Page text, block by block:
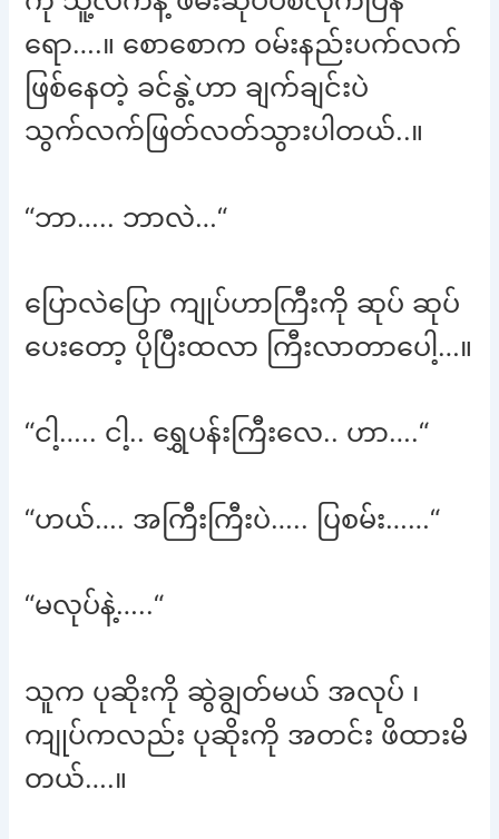
ရော….။ စောစောက ဝမ်းနည်းပက်လက်
ဖြစ်နေတဲ့ ခင်နွဲ့ဟာ ချက်ချင်းပဲ
သွက်လက်ဖြတ်လတ်သွားပါတယ်..။
“ဘာ….. ဘာလဲ…“
ပြောလဲပြော ကျုပ်ဟာကြီးကို ဆုပ် ဆုပ်
ပေးတော့ ပိုပြီးထလာ ကြီးလာတာပေါ့…။
“ငါ့….. ငါ့.. ရွှေပန်းကြီးလေ.. ဟာ….“
“ဟယ်…. အကြီးကြီးပဲ….. ပြစမ်း……“
“မလုပ်နဲ့…..“
သူက ပုဆိုးကို ဆွဲချွတ်မယ် အလုပ် ၊
ကျုပ်ကလည်း ပုဆိုးကို အတင်း ဖိထားမိ
တယ်….။